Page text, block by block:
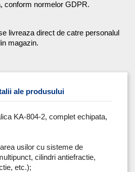
conform normelor GDPR.
livreaza direct de catre personalul
magazin.
ale produsului
KA-804-2, complet echipata,
usilor cu sisteme de
cilindri antiefractie,
etc.);